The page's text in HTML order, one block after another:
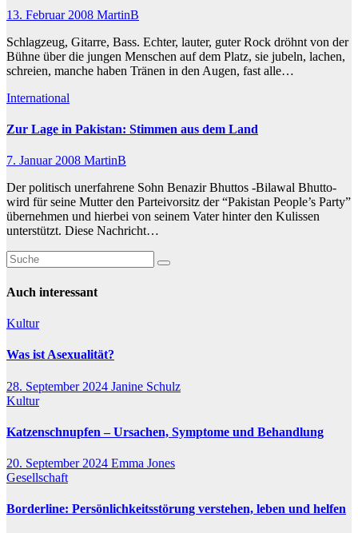
13. Februar 2008 MartinB
Schlagzeug, Gitarre, Bass. Echter, lauter, guter Rock dröhnt von der
Bühne über die jungen Menschen auf dem Platz, sie jubeln, lachen,
schreien, manche haben Tränen in den Augen, fast alle…
International
Zur Lage in Pakistan: Stimmen aus dem Land
7. Januar 2008 MartinB
Der politisch unerfahrene Sohn Benazir Bhuttos -Bilawal Bhutto-
wird für seine Mutter den Parteivorsitz der “Pakistan People’s Party”
übernehmen und hierbei von seinem Vater hinter den Kulissen
unterstützt. Diese Nachricht…
Auch interessant
Kultur
Was ist Asexualität?
28. September 2024 Janine Schulz
Kultur
Katzenschnupfen – Ursachen, Symptome und Behandlung
20. September 2024 Emma Jones
Gesellschaft
Borderline: Persönlichkeitsstörung verstehen, leben und helfen